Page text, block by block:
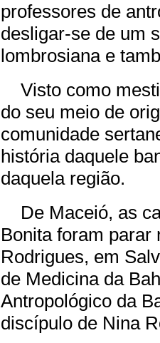
professores de
desligar-se de um
lombrosiana e
Visto como
do seu meio de
comunidade
história daquele
daquela região.
De Maceió, as
Bonita foram parar
Rodrigues, em
de Medicina da
Antropológico da
discípulo de Nina